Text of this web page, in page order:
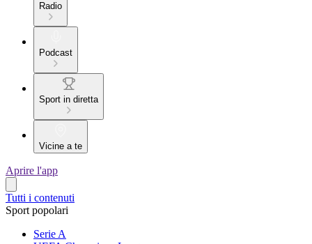
Radio
Podcast
Sport in diretta
Vicine a te
Aprire l'app
Tutti i contenuti
Sport popolari
Serie A